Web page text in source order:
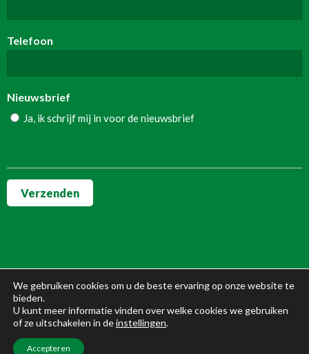
Telefoon
Nieuwsbrief
Ja, ik schrijf mij in voor de nieuwsbrief
Verzenden
Copyright | All Rights Reserved |
We gebruiken cookies om u de beste ervaring op onze website te
bieden.
U kunt meer informatie vinden over welke cookies we gebruiken
of ze uitschakelen in deinstellingen.
Accepteren